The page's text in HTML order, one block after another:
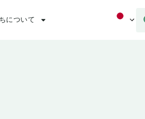
について